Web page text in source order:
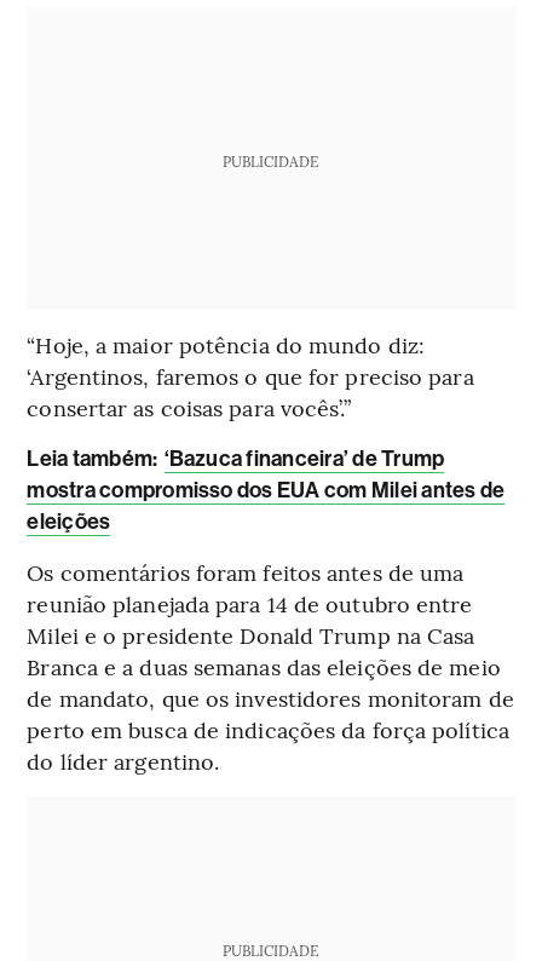
PUBLICIDADE
“Hoje, a maior potência do mundo diz:
‘Argentinos, faremos o que for preciso para
consertar as coisas para vocês’.”
Leia também: ‘Bazuca financeira’ de Trump
mostra compromisso dos EUA com Milei antes de
eleições
Os comentários foram feitos antes de uma
reunião planejada para 14 de outubro entre
Milei e o presidente Donald Trump na Casa
Branca e a duas semanas das eleições de meio
de mandato, que os investidores monitoram de
perto em busca de indicações da força política
do líder argentino.
PUBLICIDADE